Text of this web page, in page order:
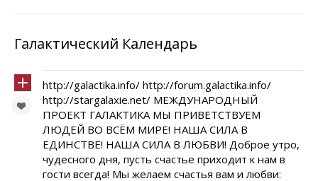
Галактический Календарь
http://galactika.info/ http://forum.galactika.info/
http://stargalaxie.net/ МЕЖДУНАРОДНЫЙ
ПРОЕКТ ГАЛАКТИКА МЫ ПРИВЕТСТВУЕМ
ЛЮДЕЙ ВО ВСЁМ МИРЕ! НАША СИЛА В
ЕДИНСТВЕ! НАША СИЛА В ЛЮБВИ! Доброе утро,
чудесного дня, пусть счастье приходит к нам в
гости всегда! Мы желаем счастья вам и любви: